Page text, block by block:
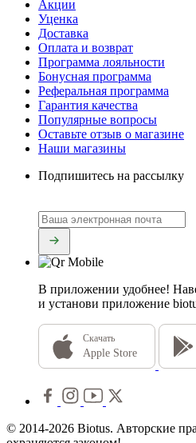
Акции
Уценка
Доставка
Оплата и возврат
Программа лояльности
Бонусная программа
Реферальная программа
Гарантия качества
Популярные вопросы
Оставьте отзыв о магазине
Наши магазины
Подпишитесь на рассылку
В приложении удобнее!
и установи приложение
Скачать
Apple Store
© 2014-2026 Biotus. Авторские